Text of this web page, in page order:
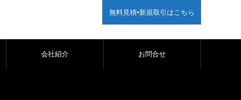
無料見積•新規取引はこちら
会社紹介 お問合せ